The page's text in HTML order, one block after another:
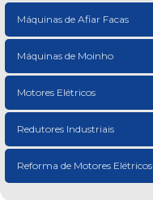
Máquinas de Afiar Facas
Máquinas de Moinho
Motores Elétricos
Redutores Industriais
Reforma de Motores Elétricos